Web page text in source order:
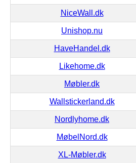
NiceWall.dk
Unishop.nu
HaveHandel.dk
Likehome.dk
Møbler.dk
Wallstickerland.dk
Nordlyhome.dk
MøbelNord.dk
XL-Møbler.dk